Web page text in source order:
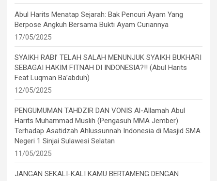
Abul Harits Menatap Sejarah: Bak Pencuri Ayam Yang
Berpose Angkuh Bersama Bukti Ayam Curiannya
17/05/2025
SYAIKH RABI’ TELAH SALAH MENUNJUK SYAIKH BUKHARI
SEBAGAI HAKIM FITNAH DI INDONESIA?!! (Abul Harits
Feat Luqman Ba’abduh)
12/05/2025
PENGUMUMAN TAHDZIR DAN VONIS Al-Allamah Abul
Harits Muhammad Muslih (Pengasuh MMA Jember)
Terhadap Asatidzah Ahlussunnah Indonesia di Masjid SMA
Negeri 1 Sinjai Sulawesi Selatan
11/05/2025
JANGAN SEKALI-KALI KAMU BERTAMENG DENGAN